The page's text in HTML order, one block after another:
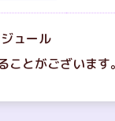
ュール
ことがございます。